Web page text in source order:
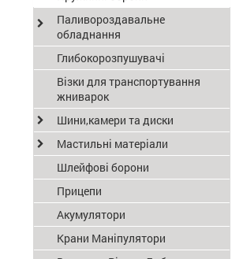
Паливороздавальне
обладнання
Глибокорозпушувачі
Візки для транспортування
жниварок
Шини,камери та диски
Мастильні матеріали
Шлейфові борони
Прицепи
Акумулятори
Крани Маніпулятори